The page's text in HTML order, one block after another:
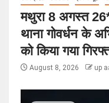
मथुरा 8 अगस्त
थाना गोवर्धन के
को किया गया
August 8, 2026 up